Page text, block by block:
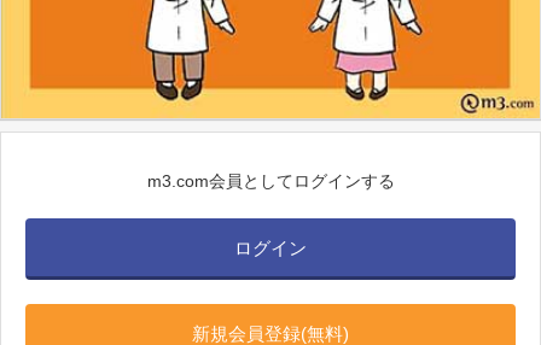
m3.com会員としてログインする
ログイン
新規会員登録(無料)